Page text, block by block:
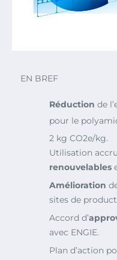
EN BREF
Réduction de
pour le
2 kg CO2e/kg.
Utilisation
renouvelables
Amélioration
sites de
Accord d’
avec ENGIE.
Plan d’action